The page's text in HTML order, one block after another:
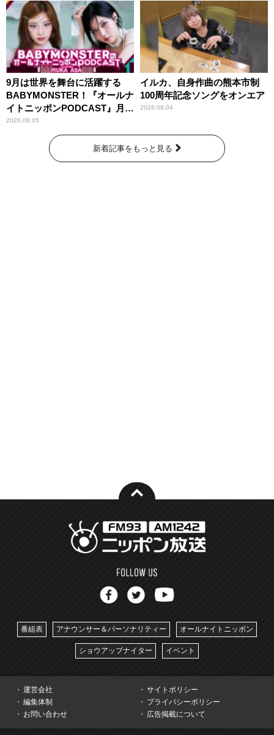
9月は世界を舞台に活躍する
BABYMONSTER！『オールナ
イトニッポンPODCAST』月替
わりパーソナリティ
2026.08.05
イルカ、自身作曲の熊本市制
100周年記念ソングをオンエア
2026.08.04
新着記事をもっと見る
番組表 アナウンサー＆パーソナリティー オールナイトニッポン
ショウアップナイター イベント
運営会社
サイトポリシー
編集体制
プライバシーポリシー
お問い合わせ
広告掲載について